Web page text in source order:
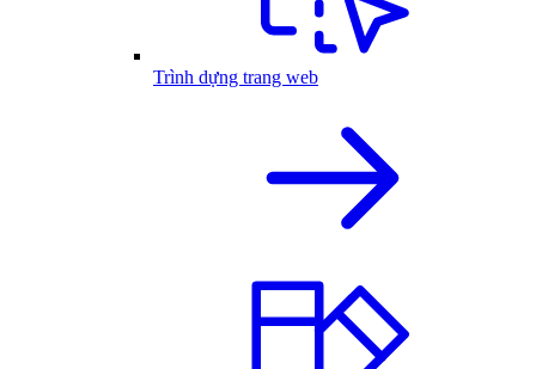
Trình dựng trang web